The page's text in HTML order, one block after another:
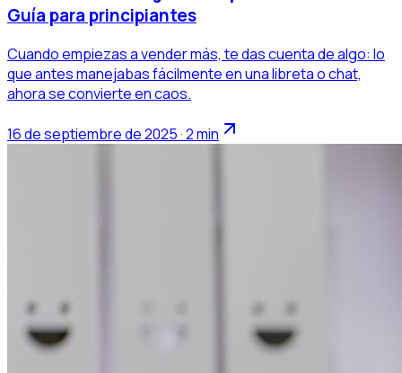
Guía para principiantes
Cuando empiezas a vender más, te das cuenta de algo: lo
que antes manejabas fácilmente en una libreta o chat,
ahora se convierte en caos.
16 de septiembre de 2025 · 2 min